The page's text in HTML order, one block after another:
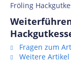
Fröling
Fragen zum
Weitere